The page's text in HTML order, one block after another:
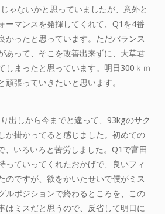
ゃないかと思っていましたが、意外と
ーマンスを発揮してくれて、Q1を4番
かったと思っています。ただバランス
あって、そこを改善出来ずに、大草君
しまったと思っています。明日300ｋｍ
頑張っていきたいと思います。
出しから今までと違って、93kgのサク
か掛かってると感じました。初めての
、いろいろと苦労しました。Q1で富田
っていってくれたおかげで、良いフィ
のですが、欲をかいたせいで僕がミス
ルポジションで終わるところを、この
はミスだと思うので、反省して明日に